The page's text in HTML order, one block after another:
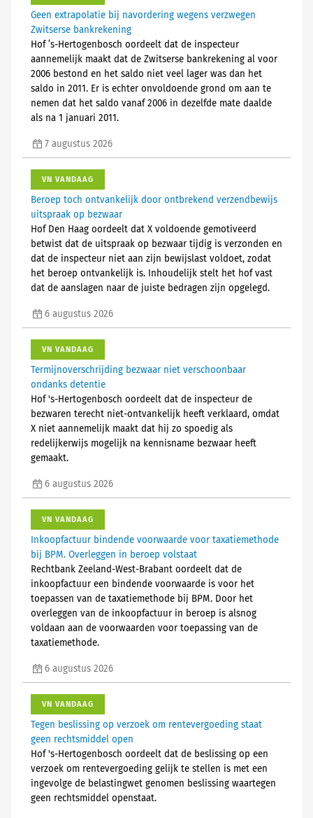
Geen extrapolatie bij navordering wegens verzwegen
Zwitserse bankrekening
Hof ’s-Hertogenbosch oordeelt dat de inspecteur
aannemelijk maakt dat de Zwitserse bankrekening al voor
2006 bestond en het saldo niet veel lager was dan het
saldo in 2011. Er is echter onvoldoende grond om aan te
nemen dat het saldo vanaf 2006 in dezelfde mate daalde
als na 1 januari 2011.
7 augustus 2026
VN VANDAAG
Beroep toch ontvankelijk door ontbrekend verzendbewijs
uitspraak op bezwaar
Hof Den Haag oordeelt dat X voldoende gemotiveerd
betwist dat de uitspraak op bezwaar tijdig is verzonden en
dat de inspecteur niet aan zijn bewijslast voldoet, zodat
het beroep ontvankelijk is. Inhoudelijk stelt het hof vast
dat de aanslagen naar de juiste bedragen zijn opgelegd.
6 augustus 2026
VN VANDAAG
Termijnoverschrijding bezwaar niet verschoonbaar
ondanks detentie
Hof 's-Hertogenbosch oordeelt dat de inspecteur de
bezwaren terecht niet-ontvankelijk heeft verklaard, omdat
X niet aannemelijk maakt dat hij zo spoedig als
redelijkerwijs mogelijk na kennisname bezwaar heeft
gemaakt.
6 augustus 2026
VN VANDAAG
Inkoopfactuur bindende voorwaarde voor taxatiemethode
bij BPM. Overleggen in beroep volstaat
Rechtbank Zeeland-West-Brabant oordeelt dat de
inkoopfactuur een bindende voorwaarde is voor het
toepassen van de taxatiemethode bij BPM. Door het
overleggen van de inkoopfactuur in beroep is alsnog
voldaan aan de voorwaarden voor toepassing van de
taxatiemethode.
6 augustus 2026
VN VANDAAG
Tegen beslissing op verzoek om rentevergoeding staat
geen rechtsmiddel open
Hof 's-Hertogenbosch oordeelt dat de beslissing op een
verzoek om rentevergoeding gelijk te stellen is met een
ingevolge de belastingwet genomen beslissing waartegen
geen rechtsmiddel openstaat.